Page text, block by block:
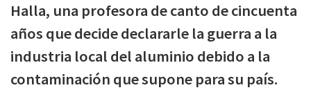
Halla, una profesora de canto de cincuenta
años que decide declararle la guerra a la
industria local del aluminio debido a la
contaminación que supone para su país.